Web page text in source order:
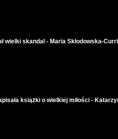
wielki skandal - Maria Skłodowska-
książki o wielkiej miłości -